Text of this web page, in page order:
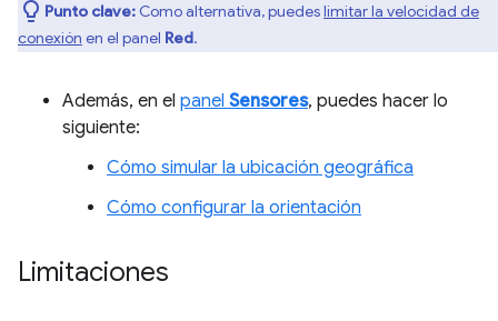
Punto clave: Como alternativa, puedeslimitar la velocidad de
conexión en el panel Red.
Además, en el panel Sensores, puedes hacer lo
siguiente:
Cómo simular la ubicación geográfica
Cómo configurar la orientación
Limitaciones